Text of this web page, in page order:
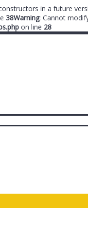
in a future
38Warning: Cannot
on line 28